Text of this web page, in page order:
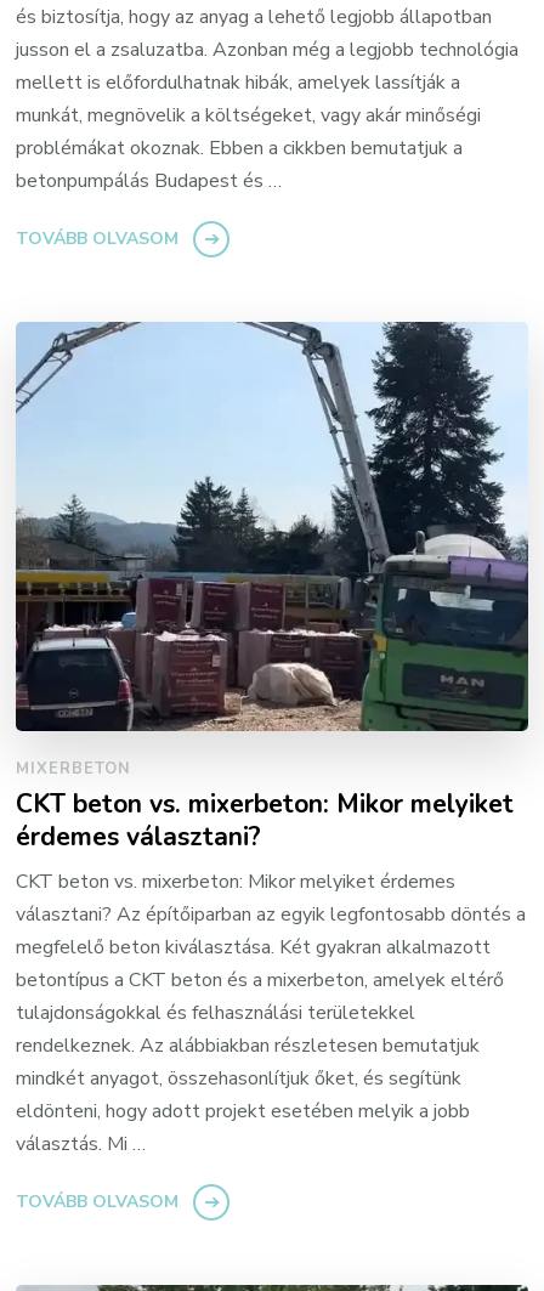
és biztosítja, hogy az anyag a lehető legjobb állapotban
jusson el a zsaluzatba. Azonban még a legjobb technológia
mellett is előfordulhatnak hibák, amelyek lassítják a
munkát, megnövelik a költségeket, vagy akár minőségi
problémákat okoznak. Ebben a cikkben bemutatjuk a
betonpumpálás Budapest és …
TOVÁBB OLVASOM
MIXERBETON
CKT beton vs. mixerbeton: Mikor melyiket
érdemes választani?
CKT beton vs. mixerbeton: Mikor melyiket érdemes
választani? Az építőiparban az egyik legfontosabb döntés a
megfelelő beton kiválasztása. Két gyakran alkalmazott
betontípus a CKT beton és a mixerbeton, amelyek eltérő
tulajdonságokkal és felhasználási területekkel
rendelkeznek. Az alábbiakban részletesen bemutatjuk
mindkét anyagot, összehasonlítjuk őket, és segítünk
eldönteni, hogy adott projekt esetében melyik a jobb
választás. Mi …
TOVÁBB OLVASOM